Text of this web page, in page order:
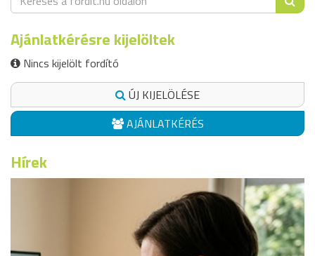
Ajánlatkérésre kijelöltek
Nincs kijelölt fordító
ÚJ KIJELÖLÉSE
AJÁNLATKÉRÉS
Hírek